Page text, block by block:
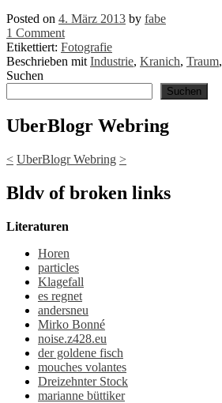
Posted on 4. März 2013 by fabe
1 Comment
Etikettiert: Fotografie
Beschrieben mit Industrie, Kranich, Traum,
Suchen
Suchen
UberBlogr Webring
< UberBlogr Webring >
Bldv of broken links
Literaturen
Horen
particles
Klagefall
es regnet
andersneu
Mirko Bonné
noise.z428.eu
der goldene fisch
mouches volantes
Dreizehnter Stock
marianne büttiker